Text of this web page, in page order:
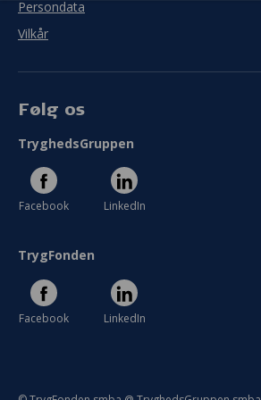
Persondata
Vilkår
Følg os
TryghedsGruppen
Facebook LinkedIn
TrygFonden
Facebook LinkedIn